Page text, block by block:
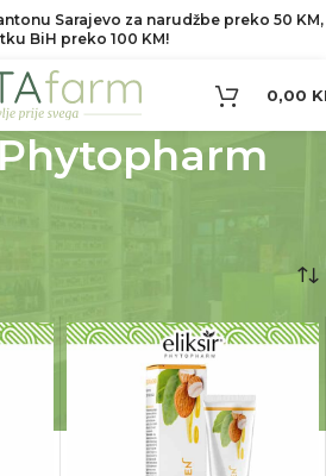
Sarajevo za narudžbe preko 50 KM,
BiH preko 100 KM!
0,00